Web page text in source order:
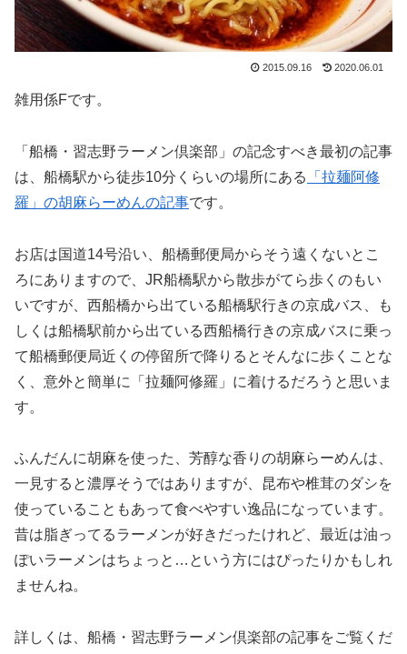
2015.09.16 2020.06.01
雑用係Fです。
「船橋・習志野ラーメン倶楽部」の記念すべき最初の記事
は、船橋駅から徒歩10分くらいの場所にある
「拉麺阿修
羅」の胡麻らーめんの記事です。
お店は国道14号沿い、船橋郵便局からそう遠くないとこ
ろにありますので、JR船橋駅から散歩がてら歩くのもい
いですが、西船橋から出ている船橋駅行きの京成バス、も
しくは船橋駅前から出ている西船橋行きの京成バスに乗っ
て船橋郵便局近くの停留所で降りるとそんなに歩くことな
く、意外と簡単に「拉麺阿修羅」に着けるだろうと思いま
す。
ふんだんに胡麻を使った、芳醇な香りの胡麻らーめんは、
一見すると濃厚そうではありますが、昆布や椎茸のダシを
使っていることもあって食べやすい逸品になっています。
昔は脂ぎってるラーメンが好きだったけれど、最近は油っ
ぽいラーメンはちょっと…という方にはぴったりかもしれ
ませんね。
詳しくは、船橋・習志野ラーメン倶楽部の記事をご覧くだ